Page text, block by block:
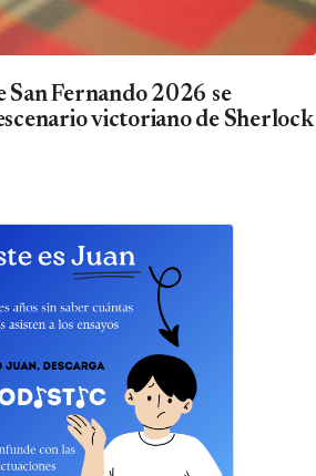
San Fernando 2026 se
victoriano de Sherlock